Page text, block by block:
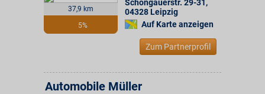
37,9 km
5%
Schongauerstr. 29-31,
04328 Leipzig
Auf Karte anzeigen
Zum Partnerprofil
Automobile Müller